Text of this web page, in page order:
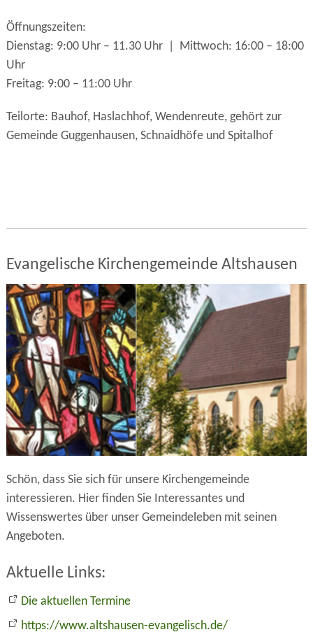
Öffnungszeiten:
Dienstag: 9:00 Uhr – 11.30 Uhr | Mittwoch: 16:00 – 18:00
Uhr
Freitag: 9:00 – 11:00 Uhr
Teilorte: Bauhof, Haslachhof, Wendenreute, gehört zur
Gemeinde Guggenhausen, Schnaidhöfe und Spitalhof
Evangelische Kirchengemeinde Altshausen
Schön, dass Sie sich für unsere Kirchengemeinde
interessieren. Hier finden Sie Interessantes und
Wissenswertes über unser Gemeindeleben mit seinen
Angeboten.
Aktuelle Links:
Die aktuellen Termine
https://www.altshausen-evangelisch.de/